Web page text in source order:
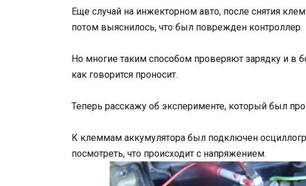
Еще случай на инжекторном авто, после снятия
потом выяснилось, что был поврежден контроллер.
Но многие таким способом проверяют зарядку и в
как говорится проносит.
Теперь расскажу об эксперименте, который был
К клеммам аккумулятора был подключен
посмотреть, что происходит с напряжением.